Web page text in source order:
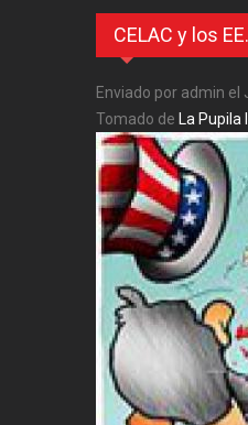
CELAC y los
Enviado por admin el
Tomado de La Pupila